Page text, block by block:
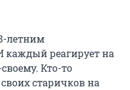
летним
каждый реагирует на
Кто-то
старичков на